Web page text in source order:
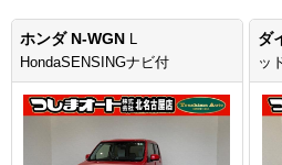
ホンダ N-WGN L
HondaSENSINGナビ付
ダ
ッ